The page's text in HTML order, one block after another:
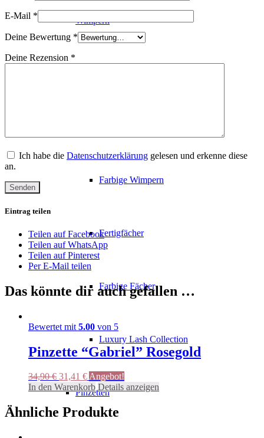
Wimpern
Farbige Wimpern
Fertigfächer
Farbige Fächer
Luxury Lash Collection
Pinzetten
E-Mail *
Deine Bewertung *
Deine Rezension *
Ich habe die Datenschutzerklärung gelesen und erkenne diese
an.
Eintrag teilen
Teilen auf Facebook
Teilen auf WhatsApp
Teilen auf Pinterest
Per E-Mail teilen
Das könnte dir auch gefallen …
Bewertet mit 5.00 von 5
Pinzette “Gabriel” Rosegold
34,90€ Ursprünglicher
Preis
war:
34,90 €
31,41 €Aktueller
Preis
ist:
31,41 €.
Angebot!
In den Warenkorb Details anzeigen
Ähnliche Produkte